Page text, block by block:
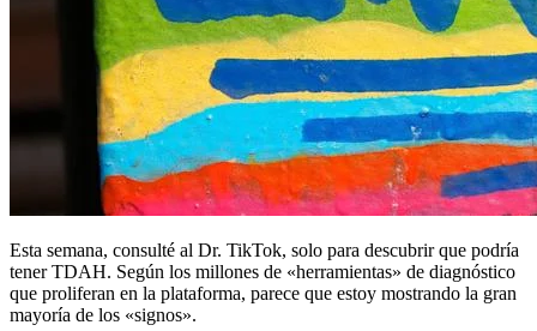
Esta semana, consulté al Dr. TikTok, solo para descubrir que podría
tener TDAH. Según los millones de «herramientas» de diagnóstico
que proliferan en la plataforma, parece que estoy mostrando la gran
mayoría de los «signos».